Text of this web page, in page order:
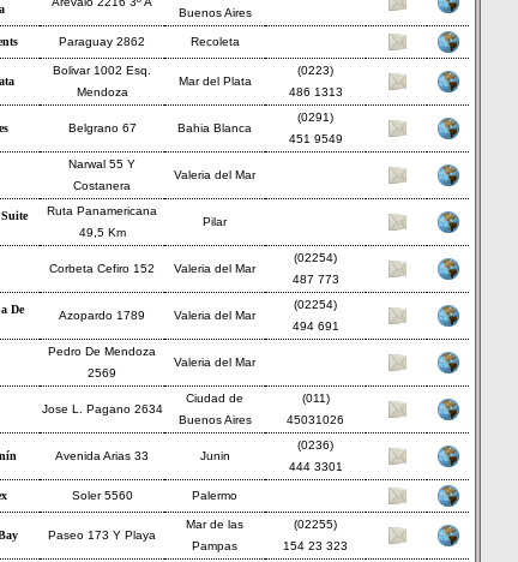
Buenos Aires
Paraguay 2862 Recoleta
Bolivar 1002 Esq.
Mendoza
Mar del Plata
(0223)
486 1313
Belgrano 67 Bahia Blanca
(0291)
451 9549
Narwal 55 Y
Costanera
Valeria del Mar
Ruta Panamericana
49,5 Km
Pilar
Corbeta Cefiro 152 Valeria del Mar
(02254)
487 773
De Azopardo 1789 Valeria del Mar
(02254)
494 691
Pedro De Mendoza
2569
Valeria del Mar
Jose L. Pagano 2634
Ciudad de
Buenos Aires
(011)
45031026
Avenida Arias 33 Junin
(0236)
444 3301
Soler 5560 Palermo
Paseo 173 Y Playa
Mar de las
Pampas
(02255)
154 23 323